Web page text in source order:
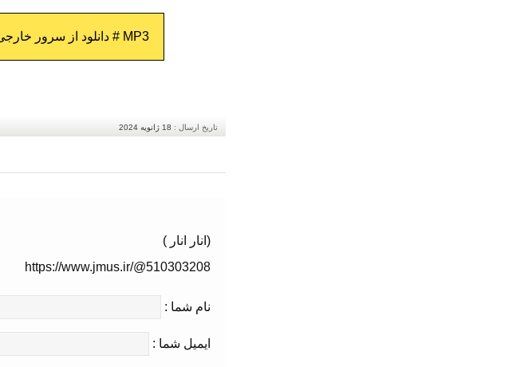
MP3 # دانلود از سرور خارجی { لینک کمکی }
تاریخ ارسال :
(انار انار )
https://www.jmus.ir/@510303208
نام شما :
ایمیل شما :